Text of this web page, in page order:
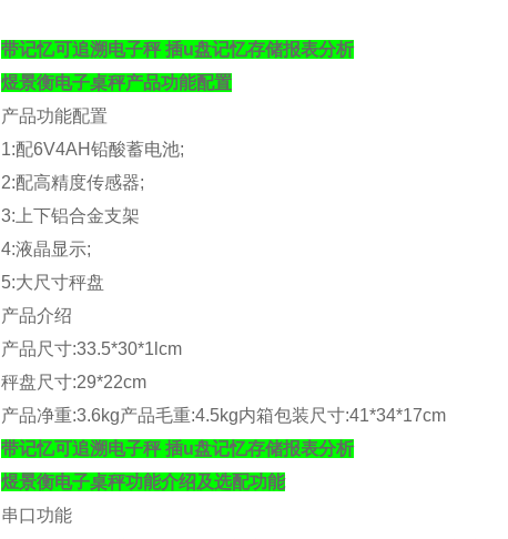
带记忆可追溯电子秤 插u盘记忆存储报表分析
煜景衡电子桌秤产品功能配置
产品功能配置
1:配6V4AH铅酸蓄电池;
2:配高精度传感器;
3: 上下铝合金支架
4:液晶显示;
5:大尺寸秤盘
产品介绍
产品尺寸:33.5*30*1lcm
秤盘尺寸:29*22cm
产品净重:3.6kg产品毛重:4.5kg内箱包装尺寸:41*34*17cm
带记忆可追溯电子秤 插u盘记忆存储报表分析
煜景衡电子桌秤功能介绍及选配功能
串口功能